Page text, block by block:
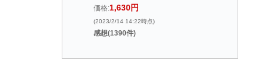
価格:1,630円
(2023/2/14 14:22時点)
感想(1390件)